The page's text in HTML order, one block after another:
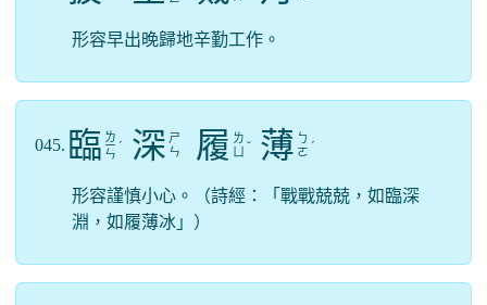
形容早出晚歸地辛勤工作。
045. 臨 ㄌ
ㄧ
ㄣ
ˊ 深 ㄕ
ㄣ
履 ㄌ
ˇ 薄 ㄅ
ㄛ ˊ
形容謹慎小心。（詩經：「戰戰兢兢，如臨深
淵，如履薄冰」）